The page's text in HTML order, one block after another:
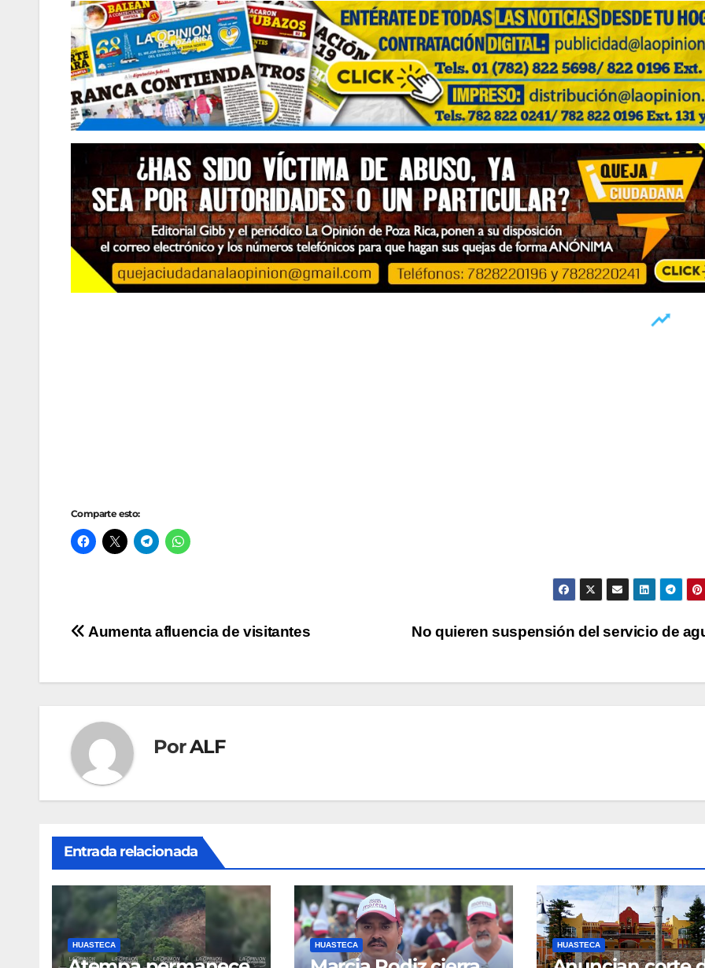
Comparte esto:
Navegación
No quieren suspensión del servicio de
Aumenta afluencia de visitantes
PorALF
Entrada relacionada
HUASTECA HUASTECA HUASTECA